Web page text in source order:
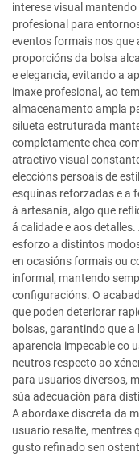
interese visual
profesional para
eventos formais nos
proporcións da bolsa
e elegancia, evitando a
imaxe profesional, ao
almacenamento ampla
silueta estruturada
completamente chea
atractivo visual
eleccións persoais de
esquinas reforzadas e a
á artesanía, algo que
á calidade e aos
esforzo a distintos
en ocasións formais ou
informal, mantendo
configuracións. O
que poden deteriorar
bolsas, garantindo que a
aparencia impecable co
neutros respecto ao
para usuarios diversos,
súa adecuación para
A abordaxe discreta da
usuario resalte, mentres
gusto refinado sen